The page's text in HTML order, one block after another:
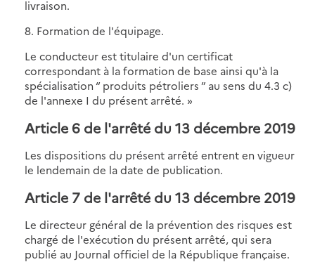
livraison.
8. Formation de l'équipage.
Le conducteur est titulaire d'un certificat
correspondant à la formation de base ainsi qu'à la
spécialisation “ produits pétroliers ” au sens du 4.3 c)
de l'annexe I du présent arrêté. »
Article 6 de l'arrêté du 13 décembre 2019
Les dispositions du présent arrêté entrent en vigueur
le lendemain de la date de publication.
Article 7 de l'arrêté du 13 décembre 2019
Le directeur général de la prévention des risques est
chargé de l'exécution du présent arrêté, qui sera
publié au Journal officiel de la République française.